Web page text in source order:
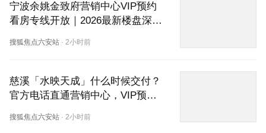
宁波余姚金致府营销中心VIP预约
看房专线开放｜2026最新楼盘深度
电话怎么找？
搜狐焦点六安站 · 2小时前
慈溪「水映天成」什么时候交付？
官方电话直通营销中心，VIP预约
搜狐焦点六安站 · 2小时前